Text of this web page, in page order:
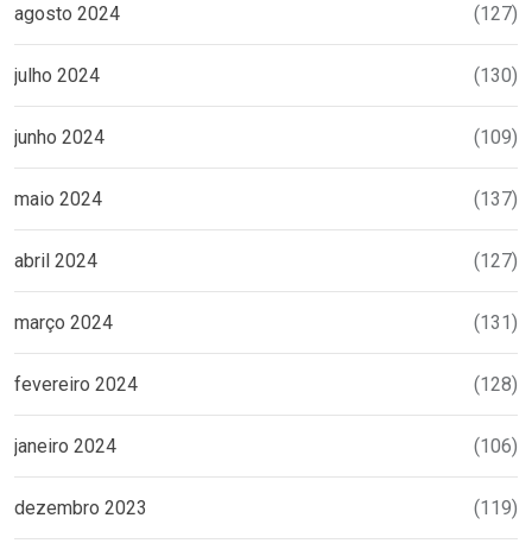
agosto 2024 (127)
julho 2024 (130)
junho 2024 (109)
maio 2024 (137)
abril 2024 (127)
março 2024 (131)
fevereiro 2024 (128)
janeiro 2024 (106)
dezembro 2023 (119)